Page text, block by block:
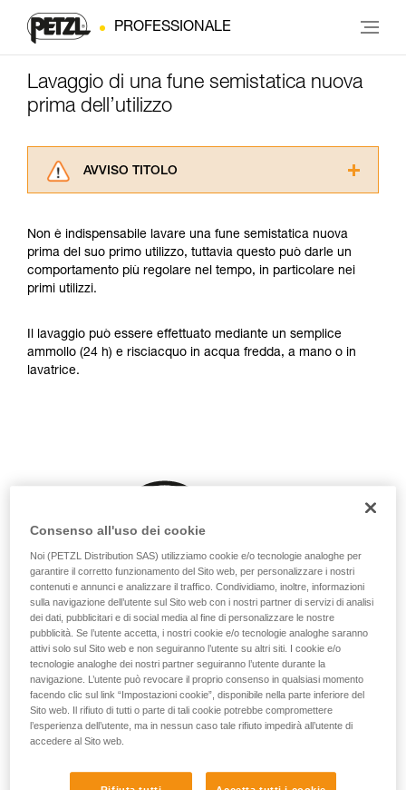
PROFESSIONALE
Lavaggio di una fune semistatica nuova
prima dell’utilizzo
AVVISO TITOLO
consultarlo. Dovete aver compreso le
informazioni dell’istruzione tecnica per poter
capire queste ulteriori informazioni.
La padronanza di queste tecniche richiede una
Verificate con un professionista la vostra
capacità di rifare la manovra, da soli, in piena
Non è indispensabile lavare una fune semistatica nuova
prima del suo primo utilizzo, tuttavia questo può darle un
comportamento più regolare nel tempo, in particolare nei
primi utilizzi.
Il lavaggio può essere effettuato mediante un semplice
ammollo (24 h) e risciacquo in acqua fredda, a mano o in
lavatrice.
Consenso all'uso dei cookie
Noi (PETZL Distribution SAS) utilizziamo cookie e/o tecnologie analoghe per
garantire il corretto funzionamento del Sito web, per personalizzare i nostri
contenuti e annunci e analizzare il traffico. Condividiamo, inoltre, informazioni
sulla navigazione dell’utente sul Sito web con i nostri partner di servizi di analisi
dei dati, pubblicitari e di social media al fine di personalizzare le nostre
pubblicità. Se l’utente accetta, i nostri cookie e/o tecnologie analoghe saranno
attivi solo sul Sito web e non seguiranno l’utente su altri siti. I cookie e/o
tecnologie analoghe dei nostri partner seguiranno l’utente durante la
navigazione. L’utente può revocare il proprio consenso in qualsiasi momento
facendo clic sul link “Impostazioni cookie”, disponibile nella parte inferiore del
Sito web. Il rifiuto di tutti o parte di tali cookie potrebbe compromettere
l’esperienza dell’utente, ma in nessun caso tale rifiuto impedirà all’utente di
accedere al Sito web.